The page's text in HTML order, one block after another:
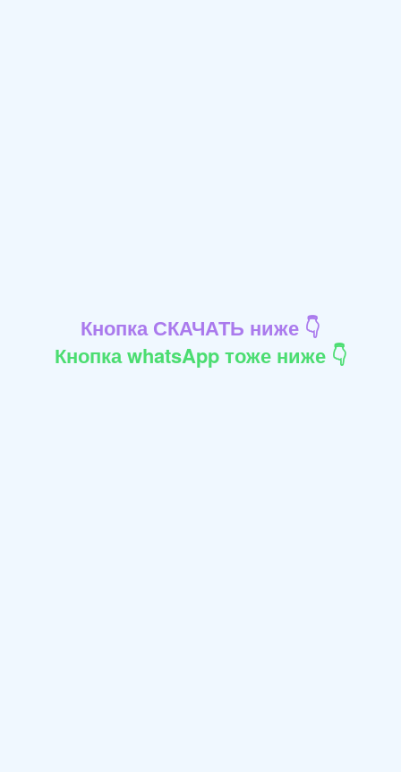
Кнопка СКАЧАТЬ ниже 👇
Кнопка whatsApp тоже ниже 👇